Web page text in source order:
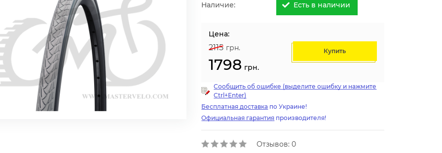
Наличие: Есть в наличии
Цена:
2115 грн.
1798 грн.
Купить
Сообщить об ошибке (выделите ошибку и нажмите
Ctrl+Enter)
Бесплатная доставка по Украине!
Официальная гарантия производителя!
Отзывов: 0